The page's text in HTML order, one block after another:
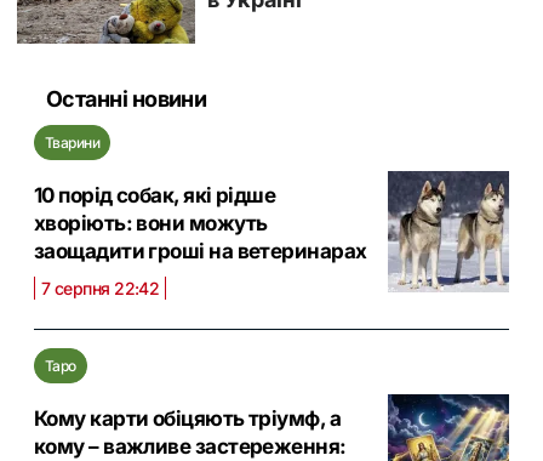
Останні новини
Тварини
10 порід собак, які рідше
хворіють: вони можуть
заощадити гроші на ветеринарах
7 серпня 22:42
Таро
Кому карти обіцяють тріумф, а
кому – важливе застереження: